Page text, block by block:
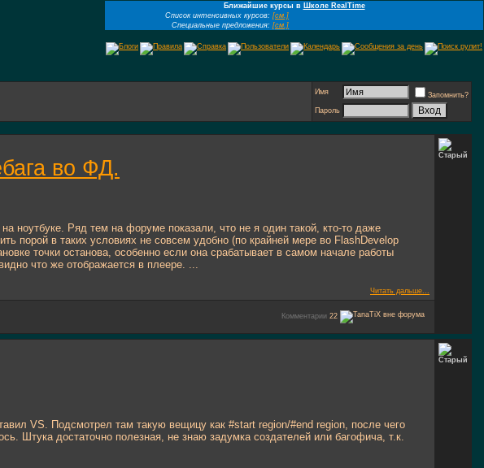
Ближайшие курсы в Школе RealTime
Список интенсивных курсов: [см.]
Специальные предложения: [см.]
Имя
Запомнить?
Пароль
во ФД.
ноутбуке. Ряд тем на форуме показали, что не я один такой, кто-то даже
порой в таких условиях не совсем удобно (по крайней мере во FlashDevelop
точки останова, особенно если она срабатывает в самом начале работы
что же отображается в плеере. ...
Читать дальше...
Комментарии 22
VS. Подсмотрел там такую вещицу как #start region/#end region, после чего
Штука достаточно полезная, не знаю задумка создателей или багофича, т.к.